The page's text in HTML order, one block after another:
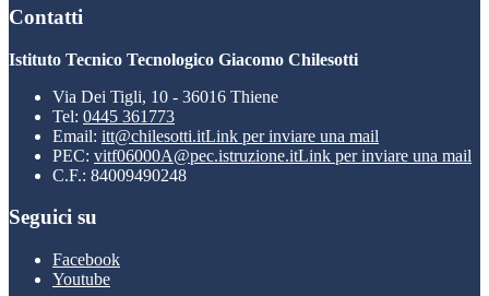
Contatti
Istituto Tecnico Tecnologico Giacomo Chilesotti
Via Dei Tigli, 10 - 36016 Thiene
Tel: 0445 361773
Email: itt@chilesotti.itLink per inviare una mail
PEC: vitf06000A@pec.istruzione.itLink per inviare una mail
C.F.: 84009490248
Seguici su
Facebook
Youtube